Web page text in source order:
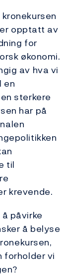
opptatt av
for
økonomi.
av hva vi
en
sterkere
har på
til
krevende.
påvirke
å belyse
forholder vi